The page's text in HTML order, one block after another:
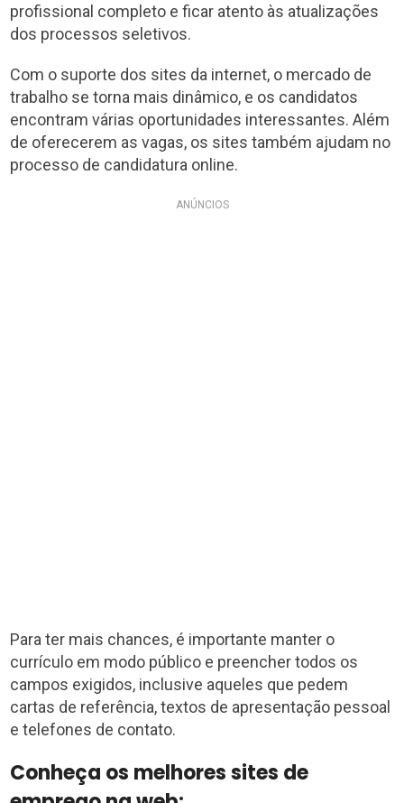
profissional completo e ficar atento às atualizações
dos processos seletivos.
Com o suporte dos sites da internet, o mercado de
trabalho se torna mais dinâmico, e os candidatos
encontram várias oportunidades interessantes. Além
de oferecerem as vagas, os sites também ajudam no
processo de candidatura online.
ANÚNCIOS
Para ter mais chances, é importante manter o
currículo em modo público e preencher todos os
campos exigidos, inclusive aqueles que pedem
cartas de referência, textos de apresentação pessoal
e telefones de contato.
Conheça os melhores sites de